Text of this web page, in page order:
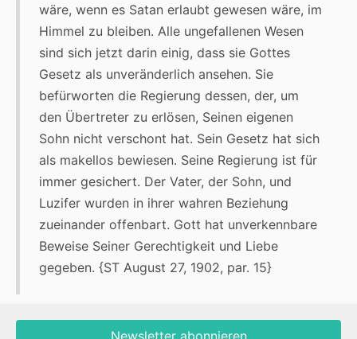
wäre, wenn es Satan erlaubt gewesen wäre, im
Himmel zu bleiben. Alle ungefallenen Wesen
sind sich jetzt darin einig, dass sie Gottes
Gesetz als unveränderlich ansehen. Sie
befürworten die Regierung dessen, der, um
den Übertreter zu erlösen, Seinen eigenen
Sohn nicht verschont hat. Sein Gesetz hat sich
als makellos bewiesen. Seine Regierung ist für
immer gesichert. Der Vater, der Sohn, und
Luzifer wurden in ihrer wahren Beziehung
zueinander offenbart. Gott hat unverkennbare
Beweise Seiner Gerechtigkeit und Liebe
gegeben. {ST August 27, 1902, par. 15}
Newsletter abonnieren